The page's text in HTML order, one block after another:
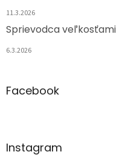
11.3.2026
Sprievodca veľkosťami
6.3.2026
Facebook
Instagram